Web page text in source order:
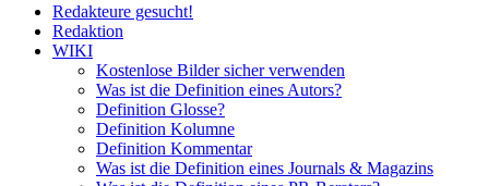
Redakteure gesucht!
Redaktion
WIKI
Kostenlose Bilder sicher verwenden
Was ist die Definition eines Autors?
Definition Glosse?
Definition Kolumne
Definition Kommentar
Was ist die Definition eines Journals & Magazins